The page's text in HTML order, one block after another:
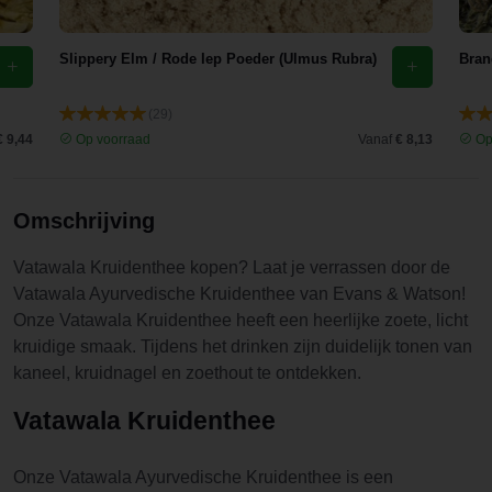
9,44
Slippery Elm / Rode Iep Poeder (Ulmus Rubra)
Op voorraad
Vanaf € 8,13
Omschrijving
Vatawala Kruidenthee kopen? Laat je verrassen door de
Vatawala Ayurvedische Kruidenthee van Evans & Watson!
Onze Vatawala Kruidenthee heeft een heerlijke zoete, licht
kruidige smaak. Tijdens het drinken zijn duidelijk tonen van
kaneel, kruidnagel en zoethout te ontdekken.
Vatawala Kruidenthee
Onze Vatawala Ayurvedische Kruidenthee is een